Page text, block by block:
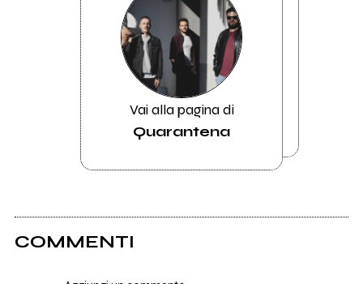
Vai alla pagina di
Quarantena
COMMENTI